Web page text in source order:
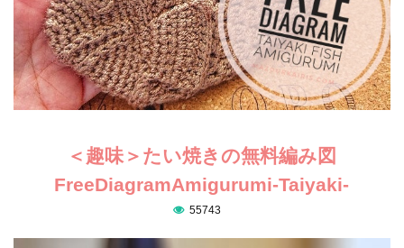
＜趣味＞たい焼きの無料編み図
FreeDiagramAmigurumi-Taiyaki-
55743